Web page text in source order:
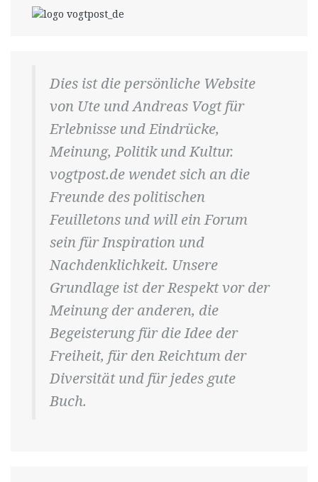
Dies ist die persönliche Website
von Ute und Andreas Vogt für
Erlebnisse und Eindrücke,
Meinung, Politik und Kultur.
vogtpost.de wendet sich an die
Freunde des politischen
Feuilletons und will ein Forum
sein für Inspiration und
Nachdenklichkeit. Unsere
Grundlage ist der Respekt vor der
Meinung der anderen, die
Begeisterung für die Idee der
Freiheit, für den Reichtum der
Diversität und für jedes gute
Buch.